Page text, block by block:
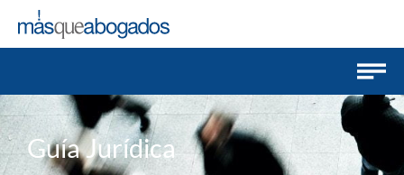
Guía Jurídica